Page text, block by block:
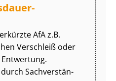
AfA z.B.
Verschleiß oder
Sach­ver­stän­